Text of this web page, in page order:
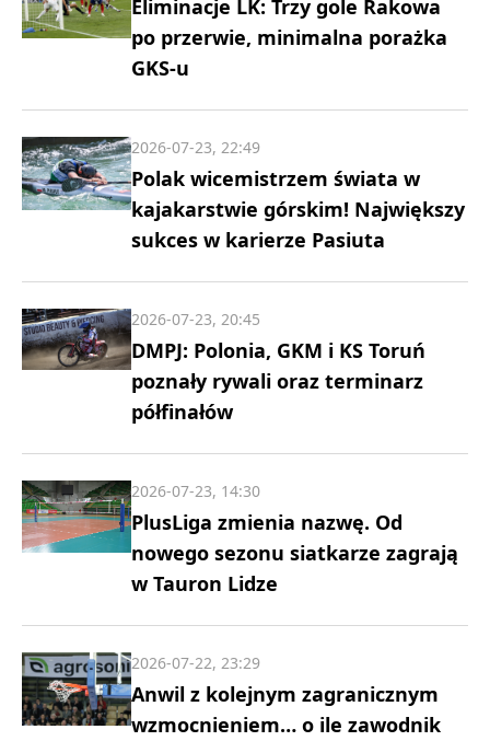
Eliminacje LK: Trzy gole Rakowa
po przerwie, minimalna porażka
GKS-u
Polak wicemistrzem świata w
kajakarstwie górskim! Największy
sukces w karierze Pasiuta
2026-07-23, 22:49
DMPJ: Polonia, GKM i KS Toruń
poznały rywali oraz terminarz
półfinałów
2026-07-23, 20:45
PlusLiga zmienia nazwę. Od
nowego sezonu siatkarze zagrają
w Tauron Lidze
2026-07-23, 14:30
Anwil z kolejnym zagranicznym
wzmocnieniem… o ile zawodnik
2026-07-22, 23:29